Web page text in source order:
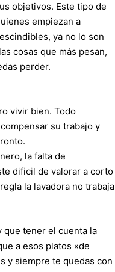
objetivos. Este tipo de
empiezan a
ya no lo son
cosas que más pesan,
perder.
vivir bien. Todo
su trabajo y
la falta de
dificil de valorar a corto
la lavadora no trabaja
que tener el cuenta la
a esos platos «de
y siempre te quedas con